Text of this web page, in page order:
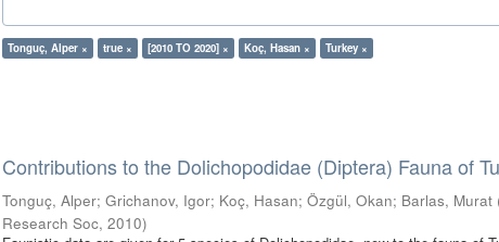
Tonguç, Alper × true × [2010 TO 2020] × Koç, Hasan × Turkey ×
Contributions to the Dolichopodidae (Diptera) Fauna of
Tonguç, Alper;Grichanov, Igor; Koç, Hasan;Özgül, Okan; Barlas, Murat
Research Soc,2010)